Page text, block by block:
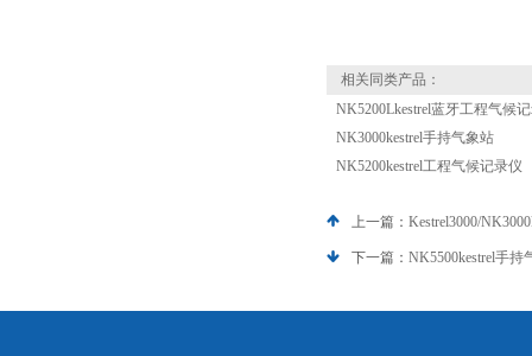
相关同类产品：
NK5200Lkestrel蓝牙工程气候
NK3000kestrel手持气象站
NK5200kestrel工程气候记录仪
上一篇： Kestrel3000/
下一篇： NK5500kestrel手持